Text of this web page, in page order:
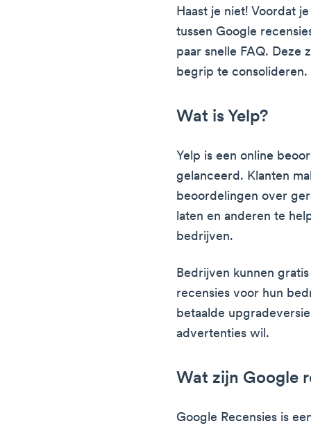
Haast je niet! Voordat
tussen Google
paar snelle FAQ. Deze
begrip te consolideren.
Wat is Yelp?
Yelp is een online
gelanceerd. Klanten
beoordelingen over
laten en anderen te
bedrijven.
Bedrijven kunnen
recensies voor hun
betaalde
advertenties wil.
Wat zijn Google
Google Recensies is